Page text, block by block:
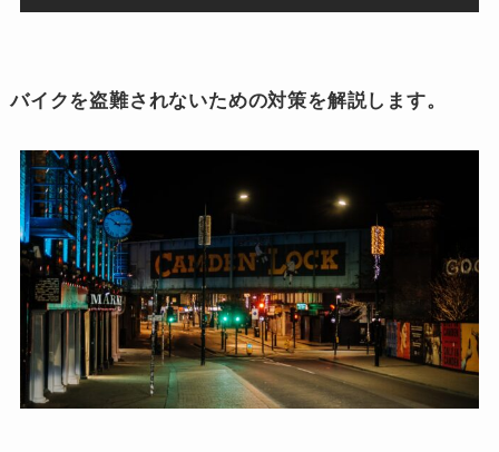
バイクを盗難されないための対策を解説します。